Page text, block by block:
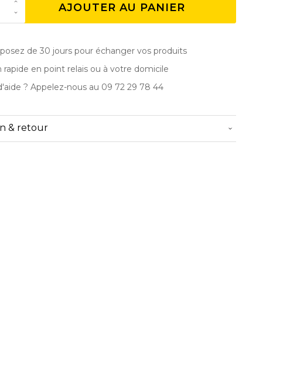
AJOUTER AU PANIER
de 30 jours pour échanger vos produits
rapide en point relais ou à votre domicile
? Appelez-nous au 09 72 29 78 44
& retour